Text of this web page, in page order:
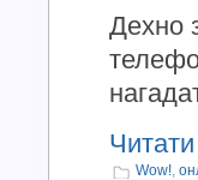
Дехно
Wow!,